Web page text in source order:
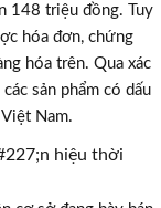
148 triệu đồng. Tuy
hóa đơn, chứng
hóa trên. Qua xác
sản phẩm có dấu
Nam.